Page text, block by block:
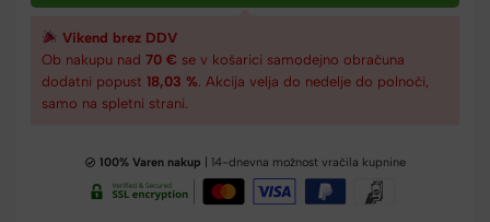
Vikend brez DDV
Ob nakupu nad 70 € se v košarici samodejno obračuna
dodatni popust 18,03 % . Akcija velja do nedelje do polnoči,
samo na spletni strani.
100% Varen nakup | 14-dnevna možnost vračila kupnine